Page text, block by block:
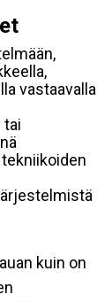
vastaavalla
tai
kuin on